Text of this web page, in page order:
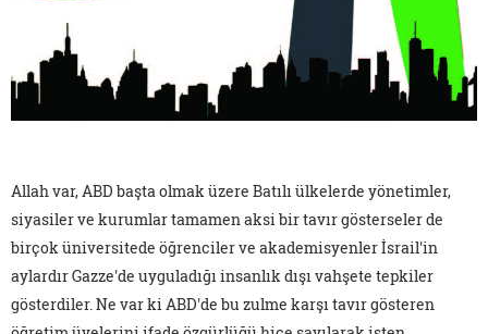
Allah var, ABD başta olmak üzere Batılı ülkelerde yönetimler,
siyasiler ve kurumlar tamamen aksi bir tavır gösterseler de
birçok üniversitede öğrenciler ve akademisyenler İsrail'in
aylardır Gazze'de uyguladığı insanlık dışı vahşete tepkiler
gösterdiler. Ne var ki ABD'de bu zulme karşı tavır gösteren